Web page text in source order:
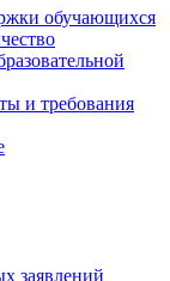
обучающихся
и требования
заявлений